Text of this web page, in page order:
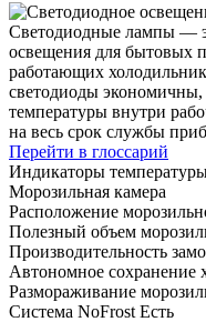
Светодиодные лампы —
освещения для бытовых
работающих
светодиоды
температуры внутри
на весь срок службы
Перейти в глоссарий
Индикаторы
Морозильная камера
Расположение
Полезный объем
Производительность
Автономное сохранение
Размораживание
Система NoFrost Есть